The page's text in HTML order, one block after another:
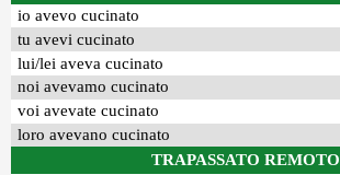
io avevo cucinato
tu avevi cucinato
lui/lei aveva cucinato
noi avevamo cucinato
voi avevate cucinato
loro avevano cucinato
TRAPASSATO REMOTO